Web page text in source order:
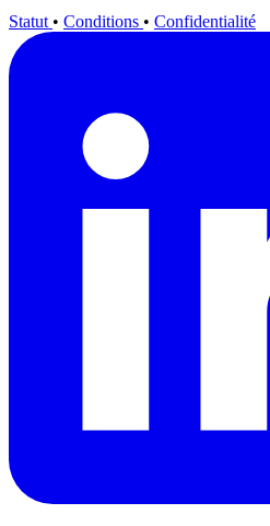
Statut • Conditions • Confidentialité